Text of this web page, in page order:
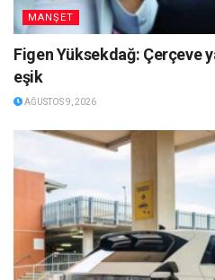
MANŞET
Figen Yüksekdağ: Çerçeve
eşik
AĞUSTOS 9, 2026